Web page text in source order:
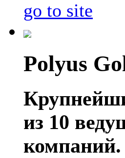
go to site
Polyus
из 10
компаний.